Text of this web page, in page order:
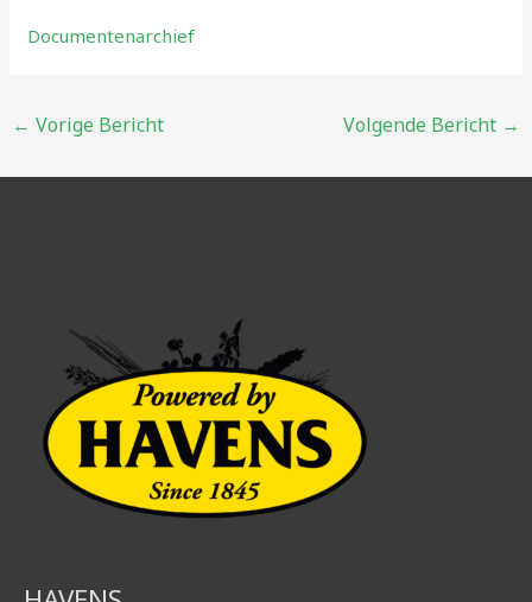
Documentenarchief
Bericht
navigatie
← Vorige Bericht Volgende Bericht →